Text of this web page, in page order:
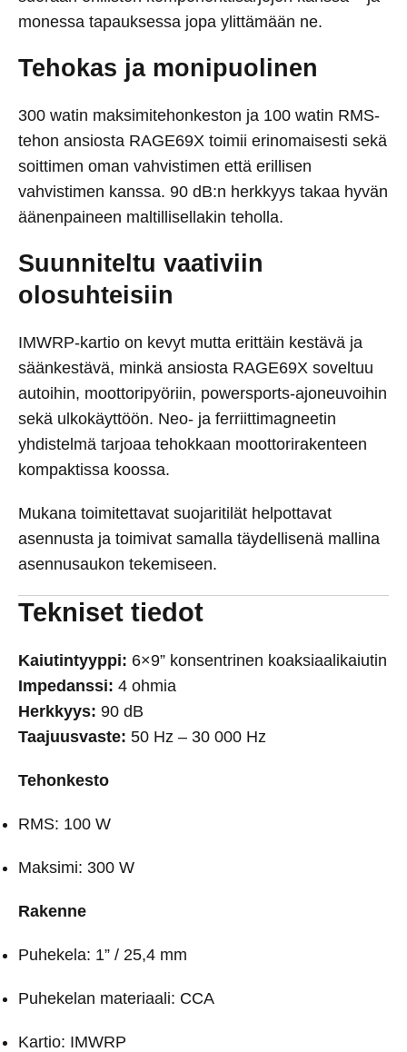
monessa tapauksessa jopa ylittämään ne.
Tehokas ja monipuolinen
300 watin maksimitehonkeston ja 100 watin RMS-
tehon ansiosta RAGE69X toimii erinomaisesti sekä
soittimen oman vahvistimen että erillisen
vahvistimen kanssa. 90 dB:n herkkyys takaa hyvän
äänenpaineen maltillisellakin teholla.
Suunniteltu vaativiin
olosuhteisiin
IMWRP-kartio on kevyt mutta erittäin kestävä ja
säänkestävä, minkä ansiosta RAGE69X soveltuu
autoihin, moottoripyöriin, powersports-ajoneuvoihin
sekä ulkokäyttöön. Neo- ja ferriittimagneetin
yhdistelmä tarjoaa tehokkaan moottorirakenteen
kompaktissa koossa.
Mukana toimitettavat suojaritilät helpottavat
asennusta ja toimivat samalla täydellisenä mallina
asennusaukon tekemiseen.
Tekniset tiedot
Kaiutintyyppi: 6×9” konsentrinen koaksiaalikaiutin
Impedanssi: 4 ohmia
Herkkyys: 90 dB
Taajuusvaste: 50 Hz – 30 000 Hz
Tehonkesto
RMS: 100 W
Maksimi: 300 W
Rakenne
Puhekela: 1” / 25,4 mm
Puhekelan materiaali: CCA
Kartio: IMWRP